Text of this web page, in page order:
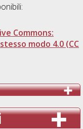
Commons:
modo 4.0 (CC